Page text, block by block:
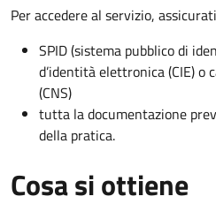
Per accedere al servizio,
SPID (sistema pubblico di
d’identità elettronica (CIE) o
(CNS)
tutta la documentazione
della pratica.
Cosa si ottiene